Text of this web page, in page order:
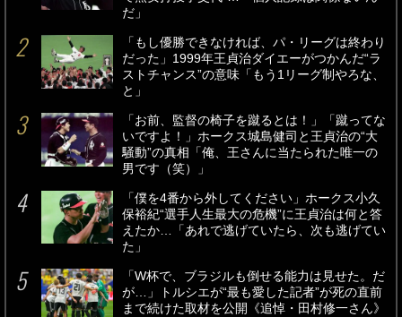
だ」
「もし優勝できなければ、パ・リーグは終わり
だった」1999年王貞治ダイエーがつかんだ“ラ
ストチャンス”の意味「もう1リーグ制やろな、
と」
「お前、監督の椅子を蹴るとは！」「蹴ってな
いですよ！」ホークス城島健司と王貞治の“大
騒動”の真相「俺、王さんに当たられた唯一の
男です（笑）」
「僕を4番から外してください」ホークス小久
保裕紀“選手人生最大の危機”に王貞治は何と答
えたか…「あれで逃げていたら、次も逃げてい
た」
「W杯で、ブラジルも倒せる能力は見せた。だ
が…」トルシエが“最も愛した記者”が死の直前
まで続けた取材を公開《追悼・田村修一さん》